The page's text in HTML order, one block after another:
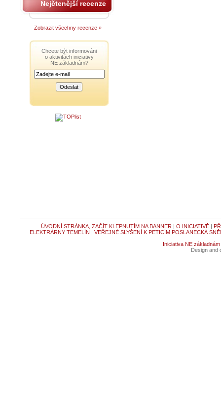
Nejčtenější recenze
Zobrazit všechny recenze »
Chcete být informováni
o aktivitách iniciativy
NE základnám?
ÚVODNÍ STRÁNKA, ZAČÍT KLEPNUTÍM NA BANNER | O INICIATIVĚ|
ELEKTRÁRNY TEMELÍN | VEŘEJNÉ SLYŠENÍ K PETICÍM POSLANECKÁ
Iniciativa NE základnám
Design and